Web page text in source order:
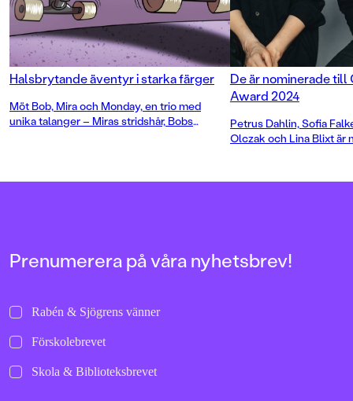
Den första boken i
serie.
Halsbrytande äventyr i starka färger
Möt Bob, Mira och Monday, en trio med
unika talanger – Miras stridshår, Bobs
Pozzis Pizza Express, en helt ny serie för
De är nominerade till
Award 2024
Petrus Dahlin, Sofia
Olczak och Lina Blixt är
skriver deckare eller
Prenumerera på våra nyhetsbrev!
Rabén & Sjögrens vänner
Förskolebrevet
Skola & Biblioteksbrevet